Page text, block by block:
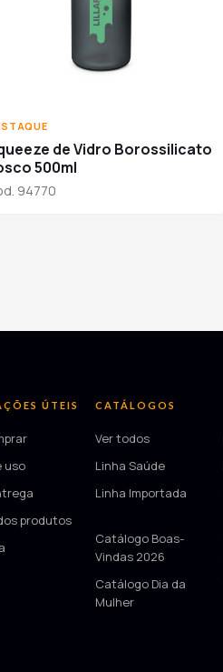
de Vidro Borossilicato
500ml
94770
ÚTEIS
uso
produtos
CATÁLOGOS
Ver todos
Linha Saúde
Linha Importada
Catálogo Boas-
Vindas 2026
Catálogo Dia da
Mulher